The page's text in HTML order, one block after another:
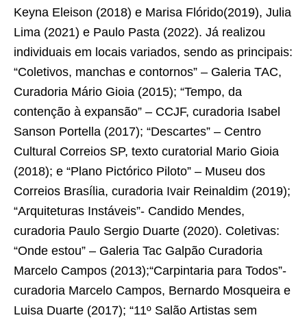
Keyna Eleison (2018) e Marisa Flórido(2019), Julia
Lima (2021) e Paulo Pasta (2022). Já realizou
individuais em locais variados, sendo as principais:
“Coletivos, manchas e contornos” – Galeria TAC,
Curadoria Mário Gioia (2015); “Tempo, da
contenção à expansão” – CCJF, curadoria Isabel
Sanson Portella (2017); “Descartes” – Centro
Cultural Correios SP, texto curatorial Mario Gioia
(2018); e “Plano Pictórico Piloto” – Museu dos
Correios Brasília, curadoria Ivair Reinaldim (2019);
“Arquiteturas Instáveis”- Candido Mendes,
curadoria Paulo Sergio Duarte (2020). Coletivas:
“Onde estou” – Galeria Tac Galpão Curadoria
Marcelo Campos (2013);“Carpintaria para Todos”-
curadoria Marcelo Campos, Bernardo Mosqueira e
Luisa Duarte (2017); “11º Salão Artistas sem